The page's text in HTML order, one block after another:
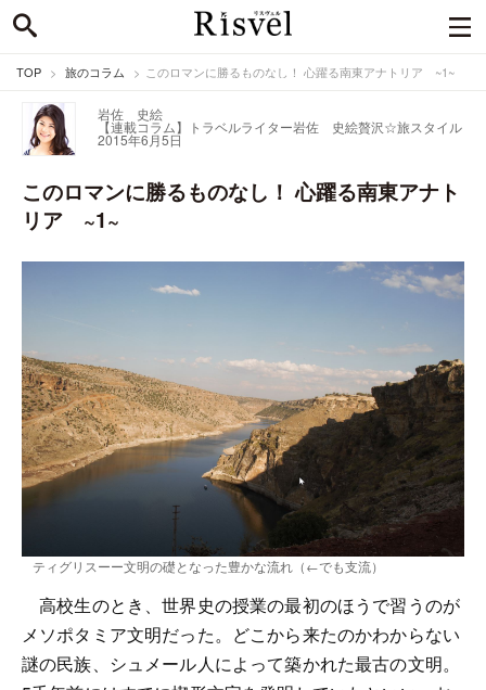
TOP 旅のコラム このロマンに勝るものなし！ 心躍る南東アナトリア ~1~
岩佐 史絵
【連載コラム】トラベルライター岩佐 史絵贅沢☆旅スタイル
2015年6月5日
このロマンに勝るものなし！ 心躍る南東アナト
リア ~1~
ティグリスーー文明の礎となった豊かな流れ（←でも支流）
高校生のとき、世界史の授業の最初のほうで習うのが
メソポタミア文明だった。どこから来たのかわからない
謎の民族、シュメール人によって築かれた最古の文明。